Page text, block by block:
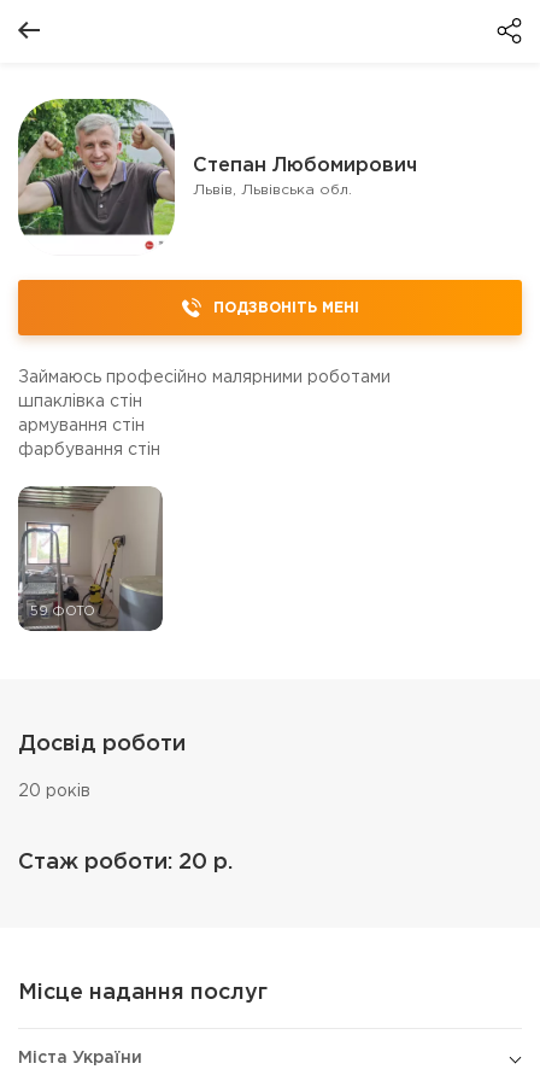
Степан Любомирович
Львів, Львівська обл.
ПОДЗВОНІТЬ МЕНІ
Займаюсь професійно малярними роботами
шпаклівка стін
армування стін
фарбування стін
59 ФОТО
Досвід роботи
20 років
Стаж роботи: 20 р.
Місце надання послуг
Міста України